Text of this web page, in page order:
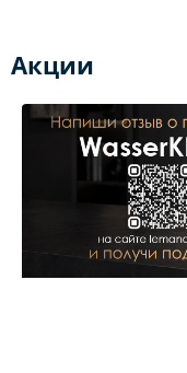
Акции